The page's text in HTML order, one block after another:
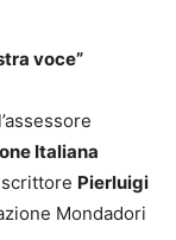
voce”
Italiana
Pierluigi
Mondadori